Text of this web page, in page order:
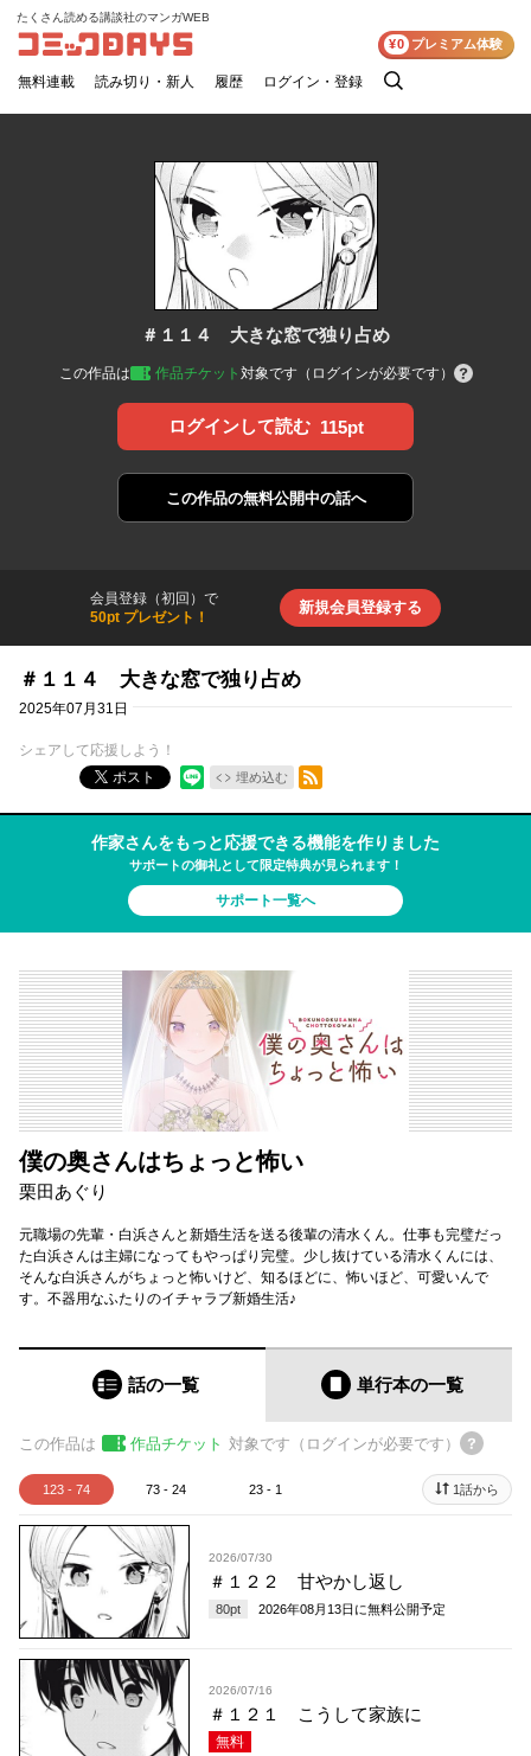
コミックDAYS
たくさん読める講談社のマンガWEB
無料連載 読み切り・新人 履歴 ログイン・登録
検
¥0 プレミアム体験
＃１１４ 大きな窓で独り占め
この作品は 作品チケット 対象です（ログインが必要です）
ログインして読む 115pt
この作品の無料公開中の話へ
会員登録（初回）で
50pt プレゼント！
新規会員登録する
＃１１４ 大きな窓で独り占め
2025年07月31日
シェアして応援しよう！
ポスト
埋め込む
RSSフィード
作家さんをもっと応援できる機能を作りました
サポートの御礼として限定特典が見られます！
サポート一覧へ
僕の奥さんはちょっと怖い
栗田あぐり
元職場の先輩・白浜さんと新婚生活を送る後輩の清水くん。仕事も完璧だっ
た白浜さんは主婦になってもやっぱり完璧。少し抜けている清水くんには、
そんな白浜さんがちょっと怖いけど、知るほどに、怖いほど、可愛いんで
す。不器用なふたりのイチャラブ新婚生活♪
話の一覧 単行本の一覧
この作品は 作品チケット 対象です（ログインが必要です）
123 - 74 73 - 24 23 - 1 1話から
2026/07/30
＃１２２ 甘やかし返し
80pt 2026年08月13日 に無料公開予定
2026/07/16
＃１２１ こうして家族に
無料